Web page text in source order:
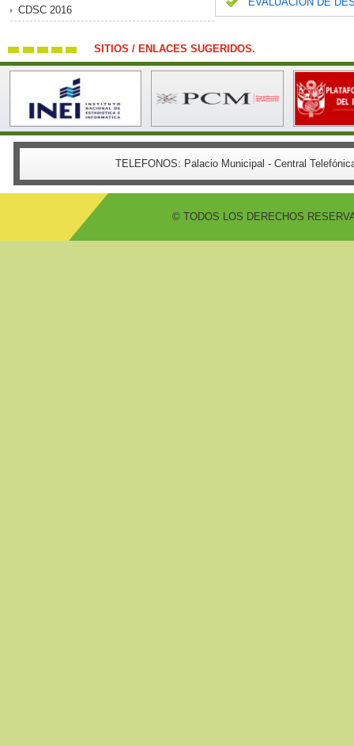
CDSC 2016
SITIOS / ENLACES SUGERIDOS.
TELEFONOS: Palacio Municipal - Central
© TODOS LOS DERECHOS